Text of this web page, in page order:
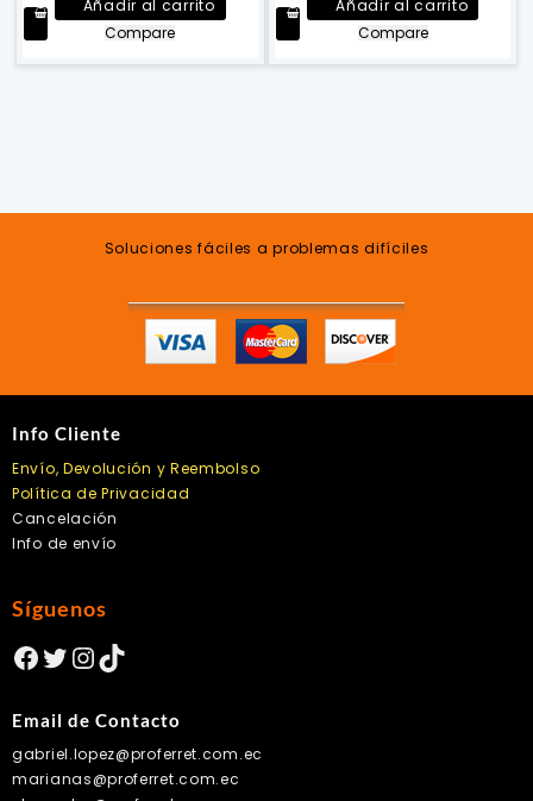
Añadir al carrito
Compare
Añadir al carrito
Compare
Soluciones fáciles a problemas difíciles
Info Cliente
Envío, Devolución y Reembolso
Política de Privacidad
Cancelación
Info de envío
Síguenos
Facebook
Twitter
Instagram
TikTok
Email de Contacto
gabriel.lopez@proferret.com.ec
marianas@proferret.com.ec